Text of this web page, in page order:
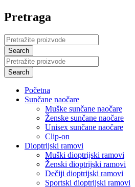
Pretraga
Početna
Sunčane naočare
Muške sunčane naočare
Ženske sunčane naočare
Unisex sunčane naočare
Clip-on
Dioptrijski ramovi
Muški dioptrijski ramovi
Ženski dioptrijski ramovi
Dečiji dioptrijski ramovi
Sportski dioptrijski ramovi